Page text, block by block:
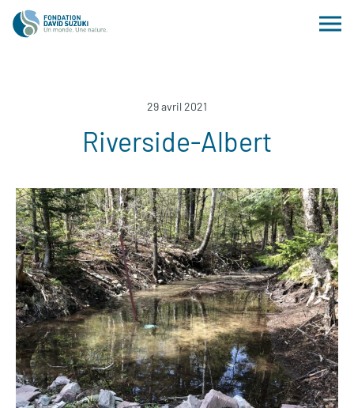
29 avril 2021
Riverside-Albert